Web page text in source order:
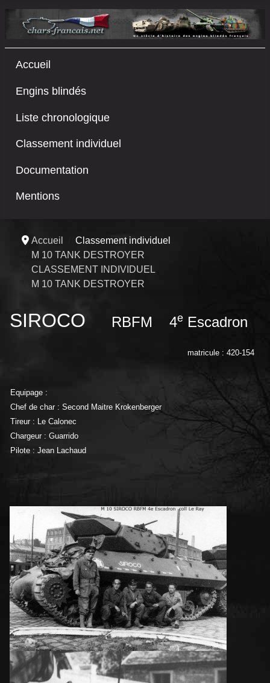
Accueil
Engins blindés
Liste chronologique
Classement individuel
Documentation
Mentions
Accueil
Classement individuel
M 10 TANK DESTROYER
CLASSEMENT INDIVIDUEL
M 10 TANK DESTROYER
SIROCO RBFM 4e Escadron
matricule : 420-154
Equipage :
Chef de char : Second Maitre Krokenberger
Tireur : Le Calonec
Chargeur : Guarrido
Pilote : Jean Lachaud